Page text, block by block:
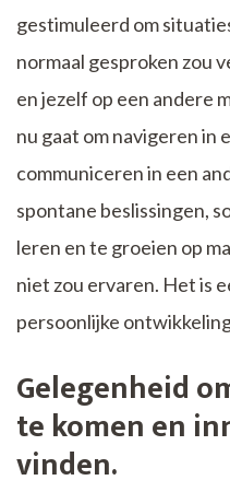
gestimuleerd om
normaal gesproken zou
en jezelf op een andere
nu gaat om navigeren in
communiceren in een
spontane beslissingen,
leren en te groeien op
niet zou ervaren. Het is
persoonlijke
Gelegenheid
te komen en
vinden.